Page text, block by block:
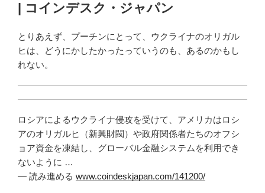
| コインデスク・ジャパン
とりあえず、プーチンにとって、ウクライナのオリガル
ヒは、どうにかしたかったっていうのも、あるのかもし
れない。
ロシアによるウクライナ侵攻を受けて、アメリカはロシ
アのオリガルヒ（新興財閥）や政府関係者たちのオフシ
ョア資金を凍結し、グローバル金融システムを利用でき
ないように …
— 読み進める www.coindeskjapan.com/141200/